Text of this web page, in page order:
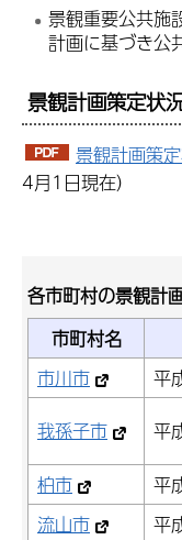
景観重要公共施
計画に基づき公
景観計画策定状
景観計画策
4月1日現在）
各市町村の景観計
市町村名
市川市
平
我孫子市
平
柏市
平
流山市
平